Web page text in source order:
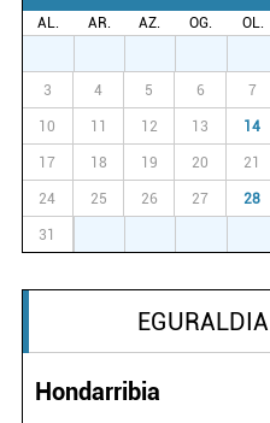
AL. AR. AZ. OG. OL.
3 4 5 6 7
10 11 12 13 14
17 18 19 20 21
24 25 26 27 28
31
EGURALDIA
Hondarribia